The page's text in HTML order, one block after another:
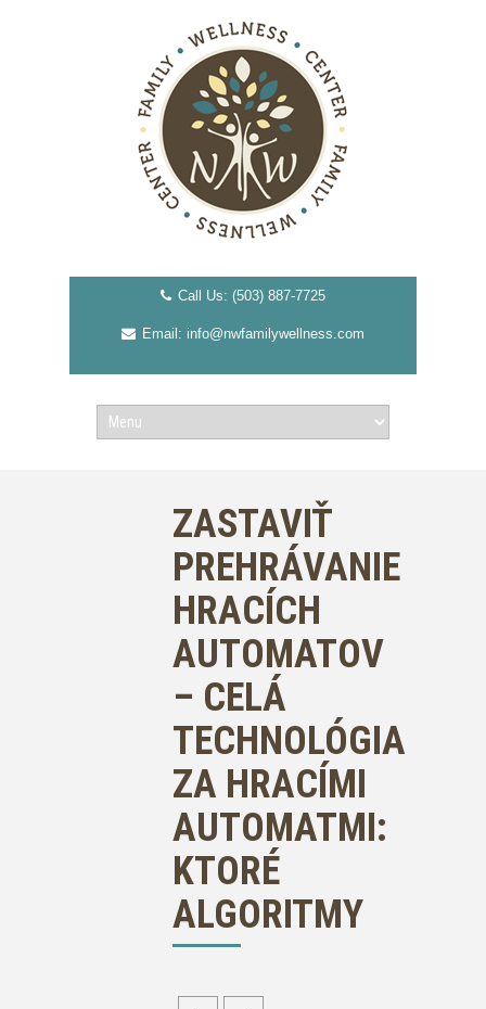
Call Us: (503) 887-7725
Email: info@nwfamilywellness.com
ZASTAVIŤ
PREHRÁVANIE
HRACÍCH
AUTOMATOV
– CELÁ
TECHNOLÓGIA
ZA HRACÍMI
AUTOMATMI:
KTORÉ
ALGORITMY